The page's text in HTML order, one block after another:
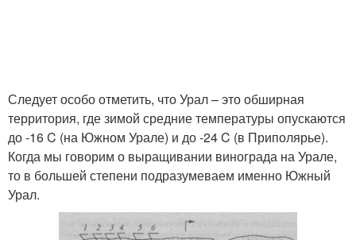
Следует особо отметить, что Урал – это обширная
территория, где зимой средние температуры опускаются
до -16 C (на Южном Урале) и до -24 C (в Приполярье).
Когда мы говорим о выращивании винограда на Урале,
то в большей степени подразумеваем именно Южный
Урал.